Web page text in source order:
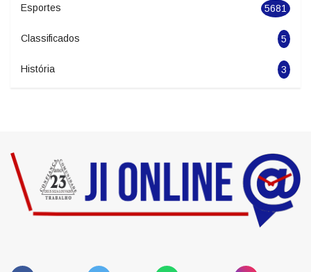
Economia 2278
Politica 1966
Esportes 5681